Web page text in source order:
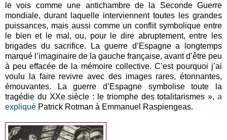
le vois comme une antichambre de la Seconde Guerre
mondiale, durant laquelle interviennent toutes les grandes
puissances, mais aussi comme un conflit symbolique entre
le bien et le mal, ou, pour le dire abruptement, entre les
brigades du sacrifice. La guerre d’Espagne a longtemps
marqué l’imaginaire de la gauche française, avant d’être peu
à peu effacée de la mémoire collective. C’est pourquoi j’ai
voulu la faire revivre avec des images rares, étonnantes,
émouvantes. La guerre d’Espagne symbolise toute la
tragédie du XXe siècle : le triomphe des totalitarismes », a
expliqué Patrick Rotman à Emmanuel Raspiengeas.